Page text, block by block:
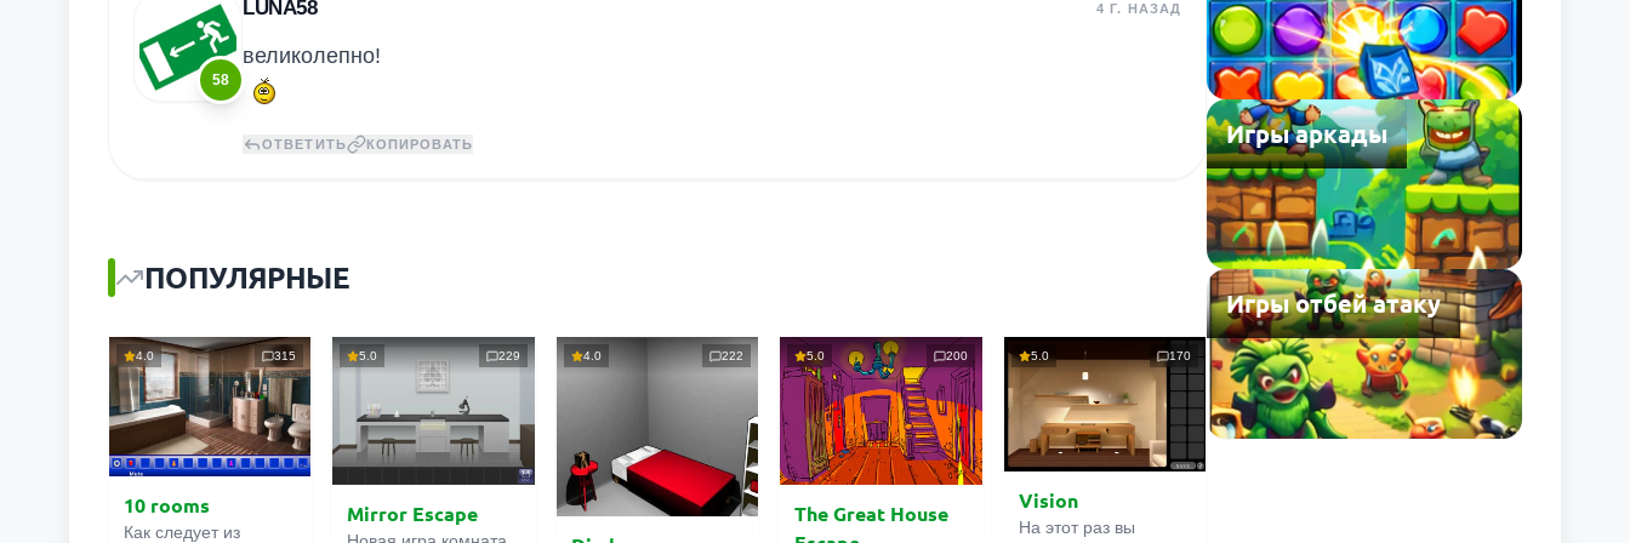
58
LUNA58 4 Г. НАЗАД
великолепно!
ОТВЕТИТЬ КОПИРОВАТЬ
ПОПУЛЯРНЫЕ
4.0 315
10 rooms
Как следует из
5.0 229
Mirror Escape
4.0 222 5.0 200
The Great House
5.0 170
Vision
На этот раз вы
Игры аркады
Игры отбей атаку